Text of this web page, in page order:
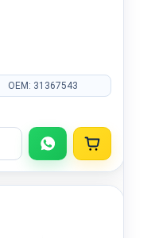
OEM: 31367543